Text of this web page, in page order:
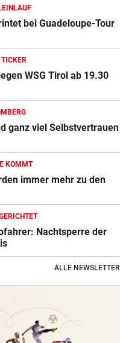
bei Guadeloupe-Tour
WSG Tirol ab 19.30
ganz viel Selbstvertrauen
KOMMT
immer mehr zu den
Nachtsperre der
ALLE NEWSLETTER